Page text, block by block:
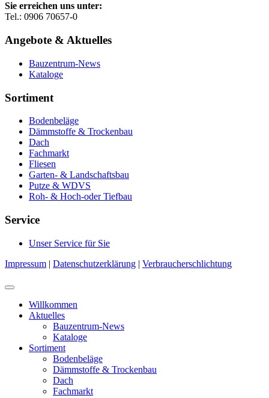
Sie erreichen uns unter:
Tel.: 0906 70657-0
Angebote & Aktuelles
Bauzentrum-News
Kataloge
Sortiment
Bodenbeläge
Dämmstoffe & Trockenbau
Dach
Fachmarkt
Fliesen
Garten- & Landschaftsbau
Putze & WDVS
Roh- & Hoch-oder Tiefbau
Service
Unser Service für Sie
Impressum | Datenschutzerklärung | Verbraucherschlichtung
Willkommen
Aktuelles
Bauzentrum-News
Kataloge
Sortiment
Bodenbeläge
Dämmstoffe & Trockenbau
Dach
Fachmarkt